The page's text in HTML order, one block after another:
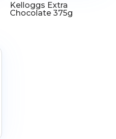
Kelloggs Extra
Chocolate 375g